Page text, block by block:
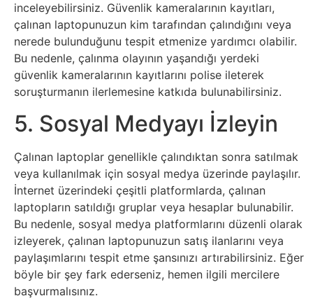
Nft
Oyun
Projeler
ve
Fikirler
Psikoloji
Sağlık
Scriptler
Seo
inceleyebilirsiniz. Güvenlik kameralarının kayıtları,
çalınan laptopunuzun kim tarafından çalındığını veya
nerede bulunduğunu tespit etmenize yardımcı olabilir.
Bu nedenle, çalınma olayının yaşandığı yerdeki
güvenlik kameralarının kayıtlarını polise ileterek
soruşturmanın ilerlemesine katkıda bulunabilirsiniz.
5. Sosyal Medyayı İzleyin
Çalınan laptoplar genellikle çalındıktan sonra satılmak
veya kullanılmak için sosyal medya üzerinde paylaşılır.
İnternet üzerindeki çeşitli platformlarda, çalınan
laptopların satıldığı gruplar veya hesaplar bulunabilir.
Bu nedenle, sosyal medya platformlarını düzenli olarak
izleyerek, çalınan laptopunuzun satış ilanlarını veya
paylaşımlarını tespit etme şansınızı artırabilirsiniz. Eğer
böyle bir şey fark ederseniz, hemen ilgili mercilere
başvurmalısınız.